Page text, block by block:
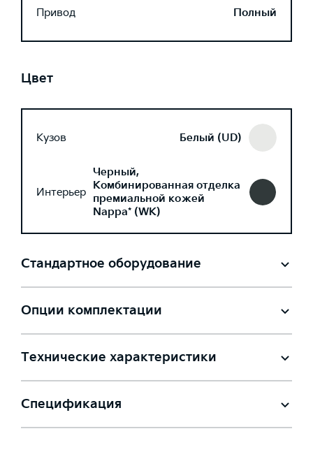
Привод
Полный
Цвет
Кузов Белый (UD)
Интерьер
Черный,
Комбинированная отделка
премиальной кожей
Nappa* (WK)
Стандартное оборудование
Опции комплектации
Технические характеристики
Спецификация